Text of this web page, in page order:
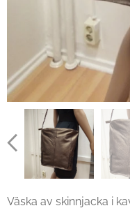
Väska av skinnjacka i